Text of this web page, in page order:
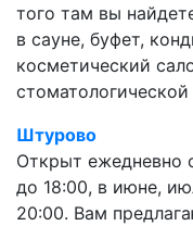
того там вы
в сауне, буфет,
косметический
Штурово
Открыт ежедневно
до 18:00, в июне,
20:00. Вам